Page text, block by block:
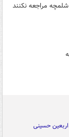
شلمچه مراجعه نکنند
اربعین حسینی